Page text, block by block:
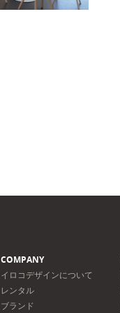
COMPANY
イロコデザインについて
レンタル
ブランド